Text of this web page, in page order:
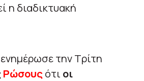
η διαδικτυακή
την Τρίτη
Ρώσουςότι οι